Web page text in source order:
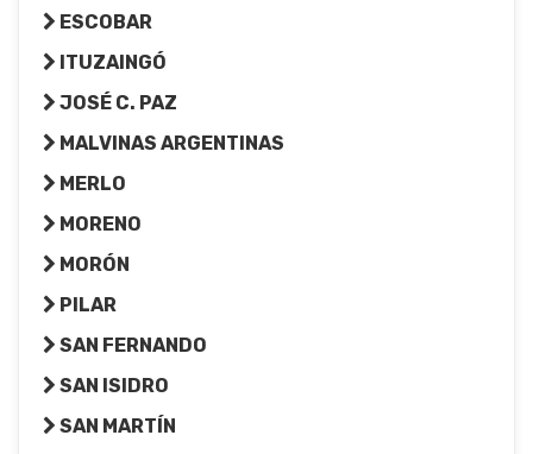
ESCOBAR
ITUZAINGÓ
JOSÉ C. PAZ
MALVINAS ARGENTINAS
MERLO
MORENO
MORÓN
PILAR
SAN FERNANDO
SAN ISIDRO
SAN MARTÍN